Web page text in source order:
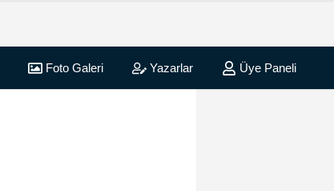
Foto Galeri Yazarlar Üye Paneli